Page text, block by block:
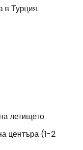
в Турция.
летището
центъра (1-2